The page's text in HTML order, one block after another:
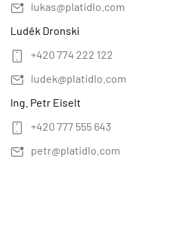
lukas@platidlo.com
Luděk Dronski
+420 774 222 122
ludek@platidlo.com
Ing. Petr Eiselt
+420 777 555 643
petr@platidlo.com